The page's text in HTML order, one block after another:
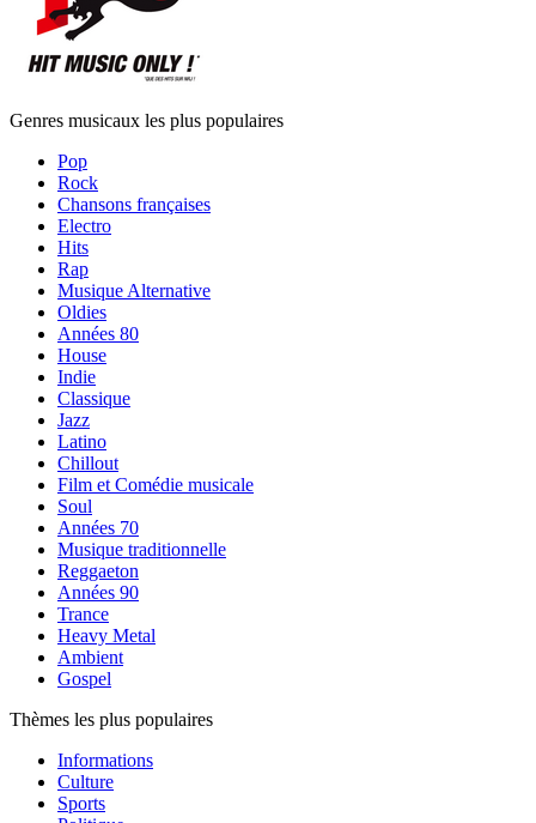
Genres musicaux les plus populaires
Pop
Rock
Chansons françaises
Electro
Hits
Rap
Musique Alternative
Oldies
Années 80
House
Indie
Classique
Jazz
Latino
Chillout
Film et Comédie musicale
Soul
Années 70
Musique traditionnelle
Reggaeton
Années 90
Trance
Heavy Metal
Ambient
Gospel
Thèmes les plus populaires
Informations
Culture
Sports